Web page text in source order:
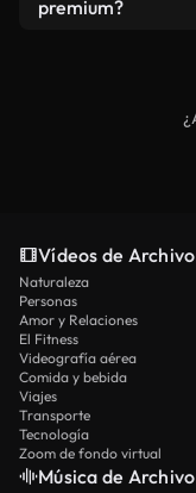
premium?
protecciones de
Vídeos de
Naturaleza
Personas
Amor y Relaciones
El Fitness
Videografía aérea
Comida y bebida
Viajes
Transporte
Tecnología
Zoom de fondo virtual
Música de